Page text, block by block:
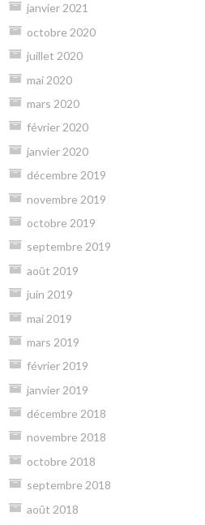
janvier 2021
octobre 2020
juillet 2020
mai 2020
mars 2020
février 2020
janvier 2020
décembre 2019
novembre 2019
octobre 2019
septembre 2019
août 2019
juin 2019
mai 2019
mars 2019
février 2019
janvier 2019
décembre 2018
novembre 2018
octobre 2018
septembre 2018
août 2018